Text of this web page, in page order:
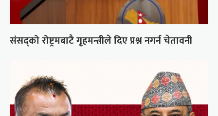
संसद्को रोष्ट्रमबाटै गृहमन्त्रीले दिए प्रश्न नगर्न चेतावनी